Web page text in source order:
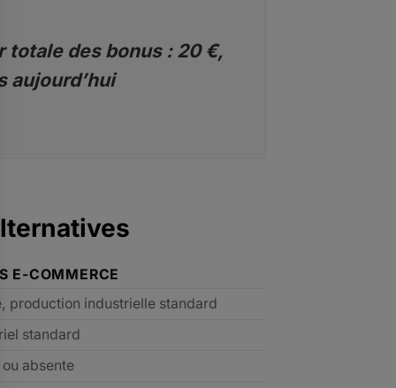
totale des bonus : 20 €,
aujourd’hui
E-COMMERCE
production industrielle standard
standard
ou absente